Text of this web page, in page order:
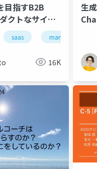
目指すB2B
クトなサイボ
り組み
saas management
16K
生